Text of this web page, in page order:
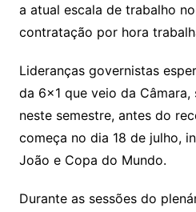
a atual escala de trabalho
contratação por hora
Lideranças governistas
da 6×1 que veio da Câmara,
neste semestre, antes do
começa no dia 18 de julho,
João e Copa do Mundo.
Durante as sessões do